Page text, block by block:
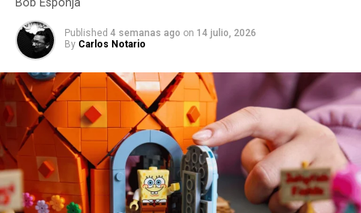
El mes pasado, se revelaron cuatro nuevos juegos de
Lego Sonic the Hedgehog. Los cuatro nuevos conjuntos
se lanzarán en agosto de 2023 y contarán con versiones
Lego minifig de Sonic, Tails y Amy.
Siguenos en nuestrasredes socialesy suscribete a
Bob Esponja
Published 4 semanas ago on 14 julio, 2026
By Carlos Notario